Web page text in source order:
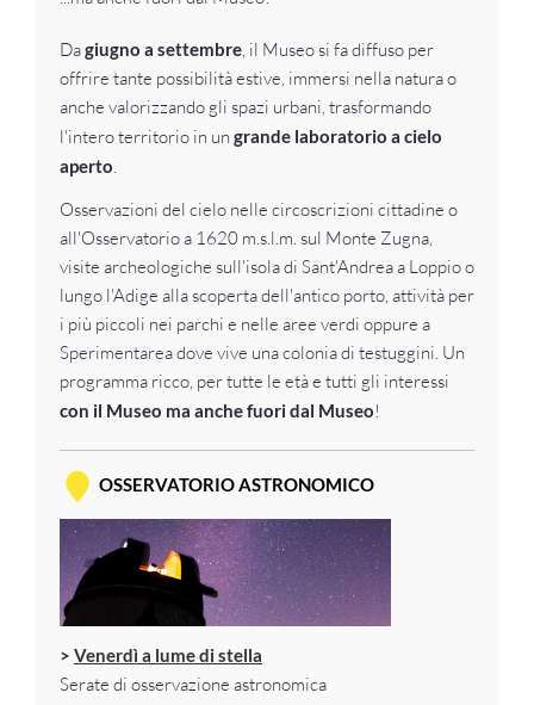
Dagiugno a settembre , il Museo si fa diffuso per
offrire tante possibilità estive, immersi nella natura o
anche valorizzando gli spazi urbani, trasformando
l'intero territorio in un grande laboratorio a cielo
aperto
Osservazioni del cielo nelle circoscrizioni cittadine o
all'Osservatorio a 1620 m.s.l.m. sul Monte Zugna,
visite archeologiche sull'isola di Sant'Andrea a Loppio o
lungo l'Adige alla scoperta dell'antico porto, attività per
i più piccoli nei parchi e nelle aree verdi oppure a
Sperimentarea dove vive una colonia di testuggini. Un
programma ricco, per tutte le età e tutti gli interessi
con il Museo ma anche fuori dal Museo!
OSSERVATORIO ASTRONOMICO
> Venerdì a lume di stella
Serate di osservazione astronomica